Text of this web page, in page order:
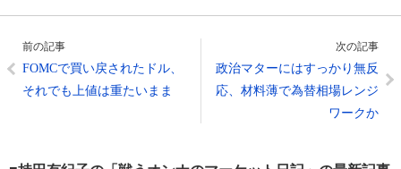
前の記事
FOMCで買い戻されたドル、
それでも上値は重たいまま
次の記事
政治マターにはすっかり無反
応、材料薄で為替相場レンジ
ワークか